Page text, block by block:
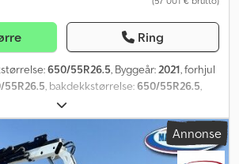
Ring
650/55R26.5, Byggeår:2021, forhjul
55R26.5, bakdekkstørrelse:650/55R26.5,
Annonse